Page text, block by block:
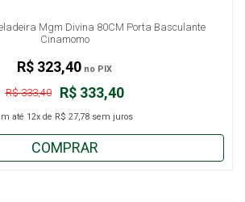
Mgm Divina 80CM Porta Basculante
Cinamomo
R$ 333,40
R$ 333,40
até 12x de R$ 27,78 sem juros
R$ 323,40 no PIX
COMPRAR